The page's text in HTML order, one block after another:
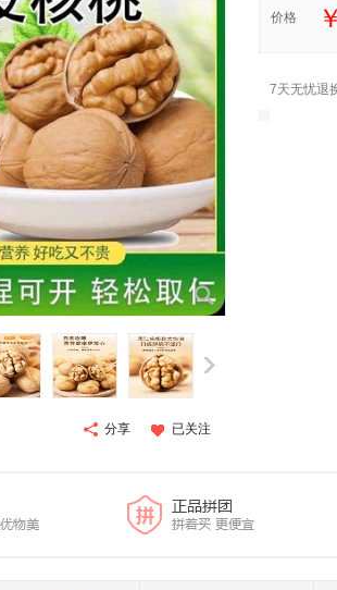
分享 已关注
价格 ￥
7天无忧退